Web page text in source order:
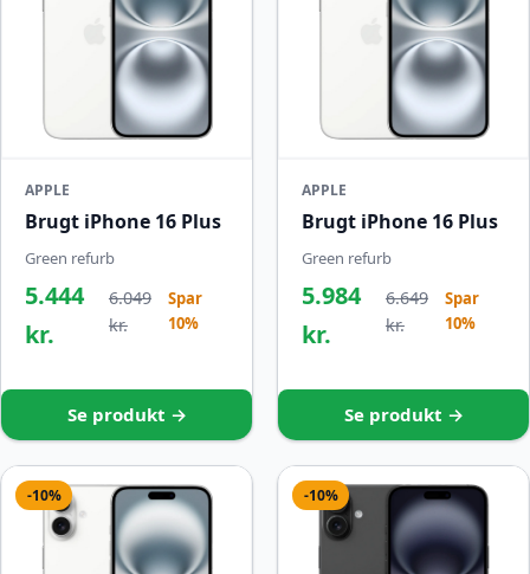
APPLE
Brugt iPhone 16 Plus
Green refurb
5.444
kr.
6.049
kr.
Spar
10%
Se produkt →
APPLE
Brugt iPhone 16 Plus
Green refurb
5.984
kr.
6.649
kr.
Spar
10%
Se produkt →
-10% -10%